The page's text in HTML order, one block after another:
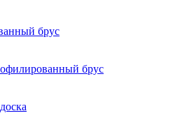
брус
брус